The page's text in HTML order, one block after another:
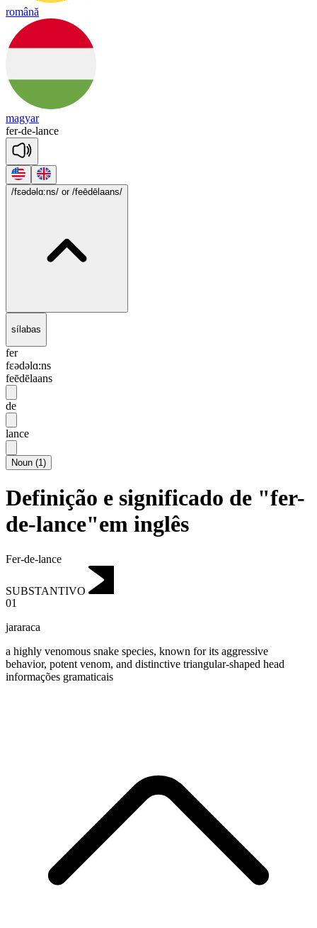
română
magyar
fer-de-lance
/fɛədəlɑ:ns/ or /feēdēlaans/
sílabas
fer
fɛədəlɑ:ns
feēdēlaans
de
lance
Noun (1)
Definição e significado de "fer-
de-lance"em inglês
Fer-de-lance
SUBSTANTIVO
01
jararaca
a highly venomous snake species, known for its aggressive
behavior, potent venom, and distinctive triangular-shaped head
informações gramaticais